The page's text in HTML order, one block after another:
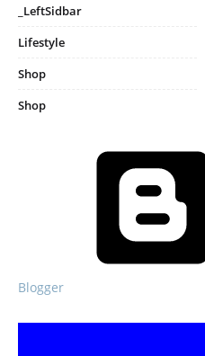
_LeftSidbar
Lifestyle
Shop
Shop
Blogger